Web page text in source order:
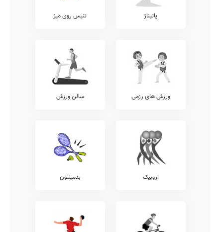
پاتیناژ تنیس روی میز
ورزش های رزمی سالن ورزش
اروبیک بدمینتون